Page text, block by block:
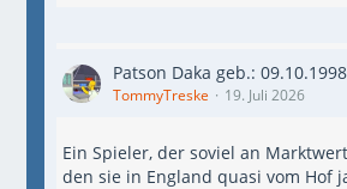
Patson Daka geb.: 09.10.1998
TommyTreske 19. Juli 2026
Ein Spieler, der soviel an
den sie in England quasi vom Hof